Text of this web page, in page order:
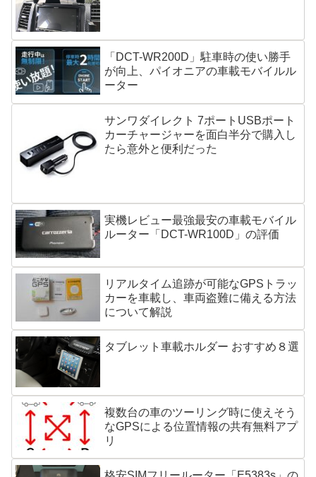
「DCT-WR200D」駐車時の使い勝手
が向上、パイオニアの車載モバイルル
ーター
サンワダイレクト 7ポートUSBポート
カーチャージャーを面白半分で購入し
たら意外と便利だった
実機レビュー最強最安の車載モバイル
ルーター「DCT-WR100D」の評価
リアルタイム追跡が可能なGPSトラッ
カーを車載し、車両盗難に備える方法
について解説
タブレット車載ホルダー おすすめ８選
複数台の車のツーリング時に使えそう
なGPSによる位置情報の共有無料アプ
リ